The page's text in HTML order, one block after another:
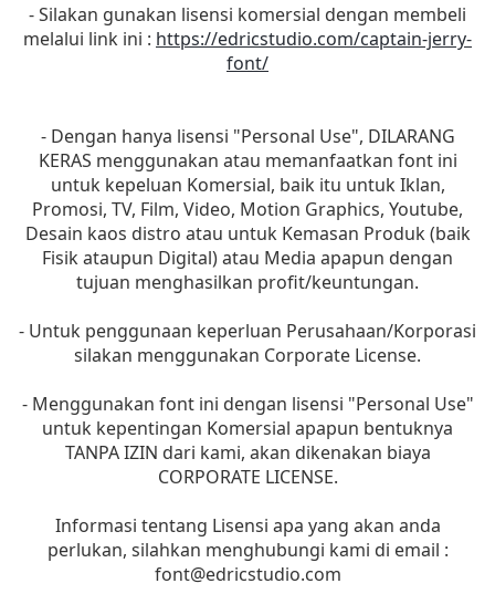
- Silakan gunakan lisensi komersial dengan membeli
melalui link ini : https://edricstudio.com/captain-jerry-
font/
- Dengan hanya lisensi "Personal Use", DILARANG
KERAS menggunakan atau memanfaatkan font ini
untuk kepeluan Komersial, baik itu untuk Iklan,
Promosi, TV, Film, Video, Motion Graphics, Youtube,
Desain kaos distro atau untuk Kemasan Produk (baik
Fisik ataupun Digital) atau Media apapun dengan
tujuan menghasilkan profit/keuntungan.
- Untuk penggunaan keperluan Perusahaan/Korporasi
silakan menggunakan Corporate License.
- Menggunakan font ini dengan lisensi "Personal Use"
untuk kepentingan Komersial apapun bentuknya
TANPA IZIN dari kami, akan dikenakan biaya
CORPORATE LICENSE.
Informasi tentang Lisensi apa yang akan anda
perlukan, silahkan menghubungi kami di email :
font@edricstudio.com